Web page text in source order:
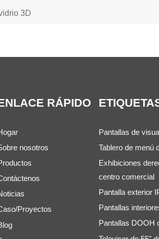
3D
RÁPIDO
nosotros
Proyectos
Pantallas de
Tablero de menú
Exhibiciones
centro comercial
Pantalla exterior
Pantallas
Pantallas DOOH